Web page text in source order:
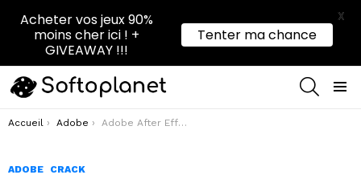
Vous êtes ici :
Accueil Adobe Adobe After Effects 2022
ADOBE CRACK
Acheter vos jeux 90%
moins cher ici ! +
GIVEAWAY !!!
Tenter ma chance
X